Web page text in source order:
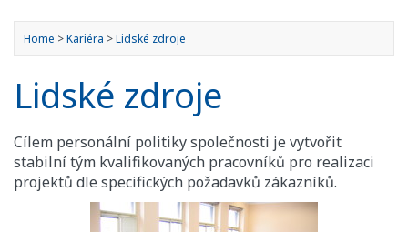
Home >Kariéra >Lidské zdroje
Lidské zdroje
Cílem personální politiky společnosti je vytvořit
stabilní tým kvalifikovaných pracovníků pro realizaci
projektů dle specifických požadavků zákazníků.